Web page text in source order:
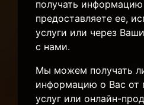
получать
предоставляете ее,
услуги или через
с нами.
Мы можем получать
информацию о Вас от
услуг или онлайн-